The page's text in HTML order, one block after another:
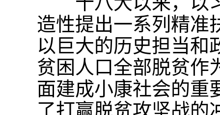
造性提出一系列精准
以巨大的历史担当和
贫困人口全部脱贫作
面建成小康社会的重
了打赢脱贫攻坚战的